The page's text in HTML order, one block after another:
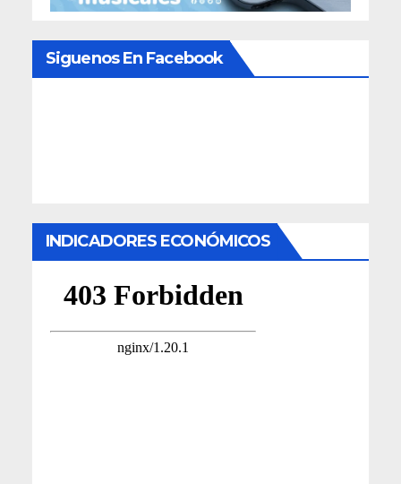
Siguenos En Facebook
INDICADORES ECONÓMICOS